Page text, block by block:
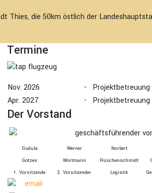
Thies, die 50km östlich der
Termine
Nov. 2026 -
Projektbetreuung
Apr. 2027
- Projektbetreuung
Der Vorstand
Gudula
Gotzes
1. Vor­sitzende
Werner
Wortmann
2. Vor­sitzender
Norbert
Rüschen­schmidt
Logistik